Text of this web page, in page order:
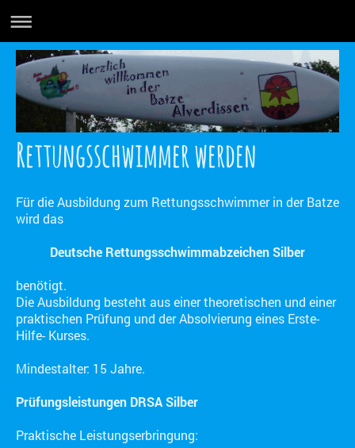
Rettungsschwimmer werden
Für die Ausbildung zum Rettungsschwimmer in der Batze
wird das
Deutsche Rettungsschwimmabzeichen Silber
benötigt.
Die Ausbildung besteht aus einer theoretischen und einer
praktischen Prüfung und der Absolvierung eines Erste-
Hilfe- Kurses.
Mindestalter: 15 Jahre.
Prüfungsleistungen DRSA Silber
Praktische Leistungserbringung: